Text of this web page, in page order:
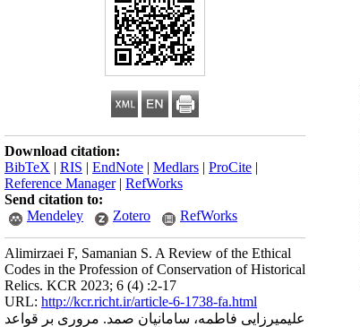
Download citation:
BibTeX | RIS | EndNote | Medlars | ProCite |
Reference Manager| RefWorks
Send citation to:
Mendeley
Zotero RefWorks
Alimirzaei F, Samanian S. A Review of the Ethical
Codes in the Profession of Conservation of Historical
Relics. KCR 2023; 6 (4) :2-17
URL: http://kcr.richt.ir/article-6-1738-fa.html
علیمیرزایی فاطمه، سامانیان صمد. مروری بر قواعد